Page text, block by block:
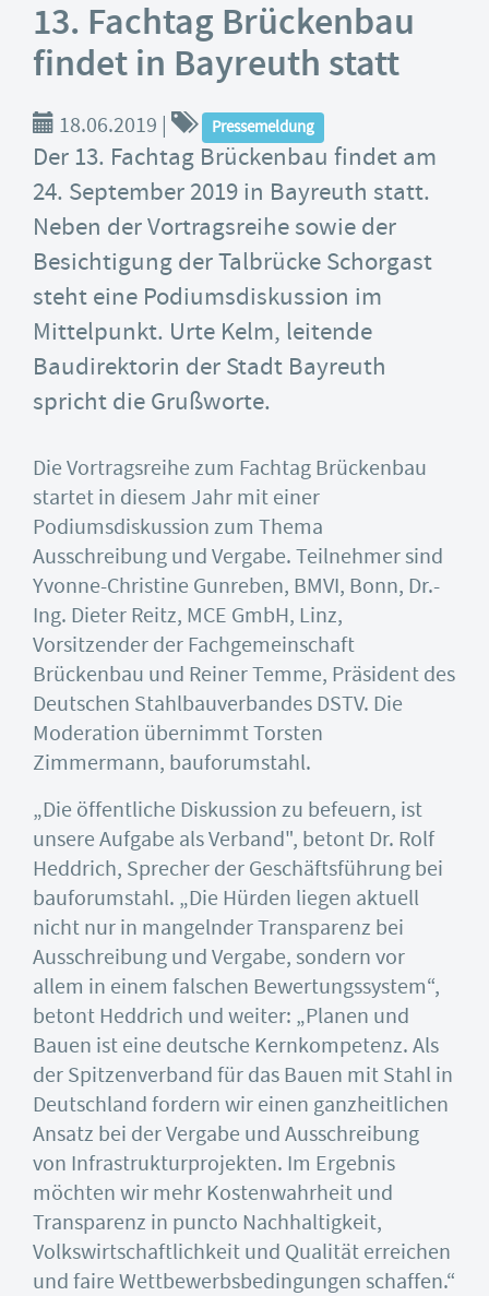
13. Fachtag Brückenbau
findet in Bayreuth statt
18.06.2019 | Pressemeldung
Der 13. Fachtag Brückenbau findet am
24. September 2019 in Bayreuth statt.
Neben der Vortragsreihe sowie der
Besichtigung der Talbrücke Schorgast
steht eine Podiumsdiskussion im
Mittelpunkt. Urte Kelm, leitende
Baudirektorin der Stadt Bayreuth
spricht die Grußworte.
Die Vortragsreihe zum Fachtag Brückenbau
startet in diesem Jahr mit einer
Podiumsdiskussion zum Thema
Ausschreibung und Vergabe. Teilnehmer sind
Yvonne-Christine Gunreben, BMVI, Bonn, Dr.-
Ing. Dieter Reitz, MCE GmbH, Linz,
Vorsitzender der Fachgemeinschaft
Brückenbau und Reiner Temme, Präsident des
Deutschen Stahlbauverbandes DSTV. Die
Moderation übernimmt Torsten
Zimmermann, bauforumstahl.
„Die öffentliche Diskussion zu befeuern, ist
unsere Aufgabe als Verband", betont Dr. Rolf
Heddrich, Sprecher der Geschäftsführung bei
bauforumstahl. „Die Hürden liegen aktuell
nicht nur in mangelnder Transparenz bei
Ausschreibung und Vergabe, sondern vor
allem in einem falschen Bewertungssystem“,
betont Heddrich und weiter: „Planen und
Bauen ist eine deutsche Kernkompetenz. Als
der Spitzenverband für das Bauen mit Stahl in
Deutschland fordern wir einen ganzheitlichen
Ansatz bei der Vergabe und Ausschreibung
von Infrastrukturprojekten. Im Ergebnis
möchten wir mehr Kostenwahrheit und
Transparenz in puncto Nachhaltigkeit,
Volkswirtschaftlichkeit und Qualität erreichen
und faire Wettbewerbsbedingungen schaffen.“